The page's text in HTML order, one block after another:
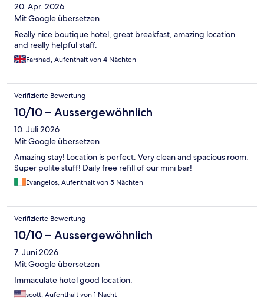
20. Apr. 2026
Mit Google übersetzen
Really nice boutique hotel, great breakfast, amazing location
and really helpful staff.
Farshad, Aufenthalt von 4 Nächten
Verifizierte Bewertung
10/10 – Aussergewöhnlich
10. Juli 2026
Mit Google übersetzen
Amazing stay! Location is perfect. Very clean and spacious room.
Super polite stuff! Daily free refill of our mini bar!
Evangelos, Aufenthalt von 5 Nächten
Verifizierte Bewertung
10/10 – Aussergewöhnlich
7. Juni 2026
Mit Google übersetzen
Immaculate hotel good location.
scott, Aufenthalt von 1 Nacht